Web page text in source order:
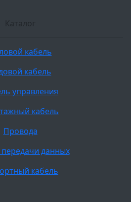
Каталог
кабель
кабель
управления
кабель
Провода
данных
кабель